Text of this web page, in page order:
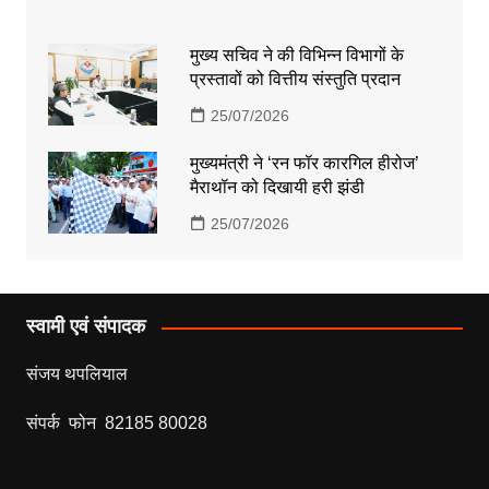
मुख्य सचिव ने की विभिन्न विभागों के
प्रस्तावों को वित्तीय संस्तुति प्रदान
25/07/2026
मुख्यमंत्री ने ‘रन फॉर कारगिल हीरोज’
मैराथॉन को दिखायी हरी झंडी
25/07/2026
स्वामी एवं संपादक
संजय थपलियाल
संपर्क फोन 82185 80028